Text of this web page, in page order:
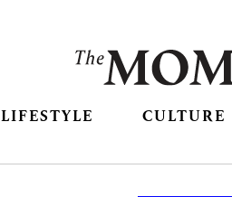
LIFESTYLE CULTURE